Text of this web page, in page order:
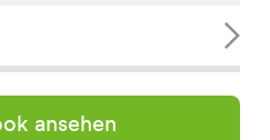
ansehen